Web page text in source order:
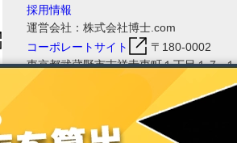
採用情報
運営会社：株式会社博士.com
コーポレートサイト
〒180-0002
東京都武蔵野市吉祥寺東町１丁目１７−１
８ 三角ビル 2F
ホームページ博士RHSの運営会社である
株式会社博士.comは、情報セキュリティ
マネジメントシステム（ISMS）の国際規